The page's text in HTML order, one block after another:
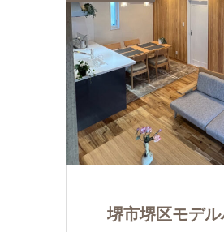
堺市堺区モデル